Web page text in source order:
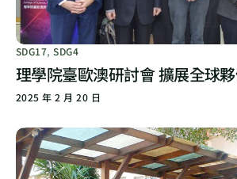
SDG17,SDG4
理學院臺歐澳研討會 擴展全球
2025 年 2 月 20 日